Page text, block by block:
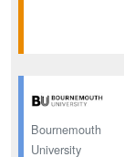
Bournemouth
University